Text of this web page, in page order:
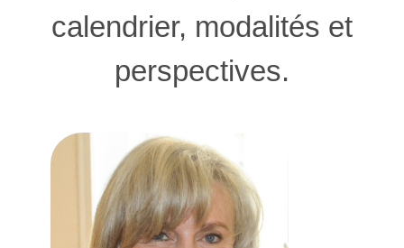
calendrier, modalités et
perspectives.